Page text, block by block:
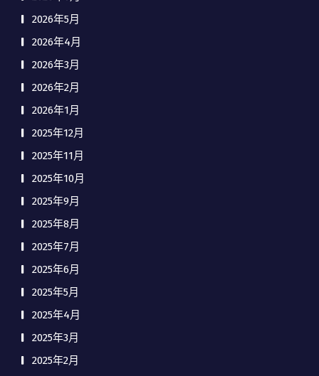
2026年5月
2026年4月
2026年3月
2026年2月
2026年1月
2025年12月
2025年11月
2025年10月
2025年9月
2025年8月
2025年7月
2025年6月
2025年5月
2025年4月
2025年3月
2025年2月